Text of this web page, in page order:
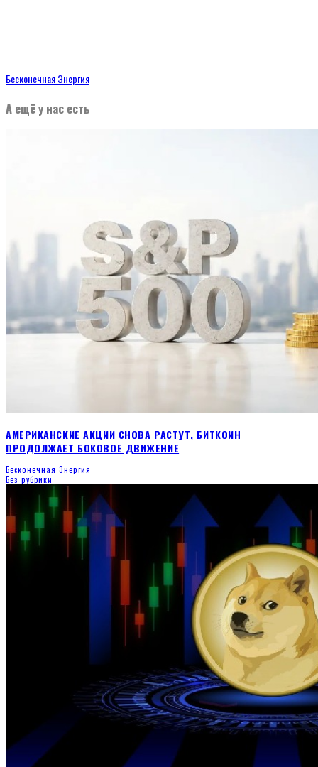
Бесконечная Энергия
А ещё у нас есть
АМЕРИКАНСКИЕ АКЦИИ СНОВА РАСТУТ, БИТКОИН
ПРОДОЛЖАЕТ БОКОВОЕ ДВИЖЕНИЕ
Бесконечная Энергия
Без рубрики